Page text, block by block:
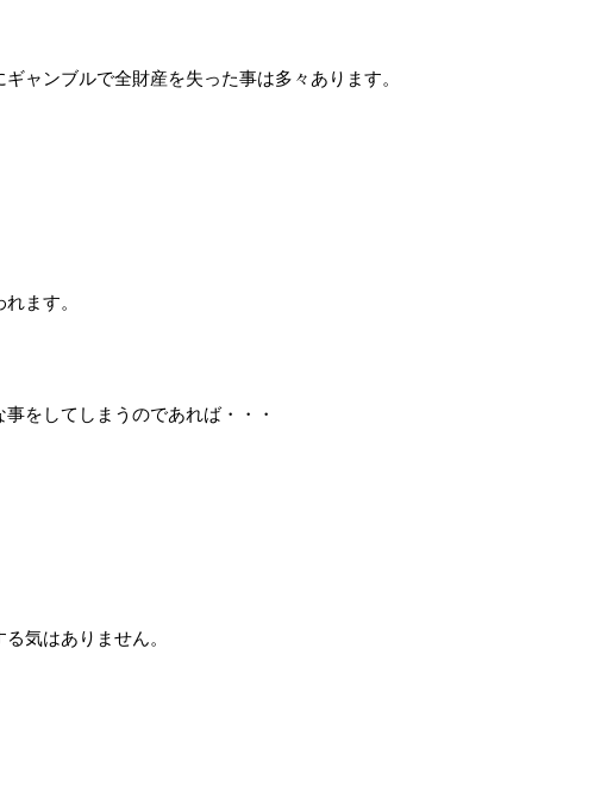
ャンブルで全財産を失った事は多々あります。
ます。
をしてしまうのであれば・・・
気はありません。